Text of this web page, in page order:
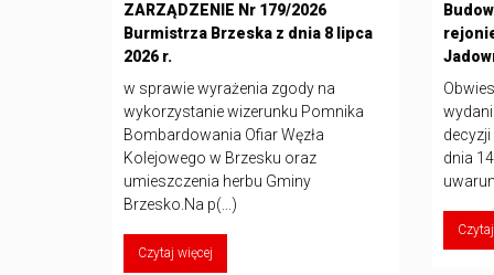
ZARZĄDZENIE Nr 179/2026
Burmistrza Brzeska z dnia 8 lipca
2026 r.
w sprawie wyrażenia zgody na
wykorzystanie wizerunku Pomnika
Bombardowania Ofiar Węzła
Kolejowego w Brzesku oraz
umieszczenia herbu Gminy
Brzesko.Na p(...)
Czytaj więcej
decyzji
dnia